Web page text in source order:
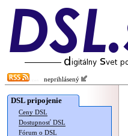
neprihlásený
DSL pripojenie
Ceny DSL
Dostupnosť DSL
Fórum o DSL